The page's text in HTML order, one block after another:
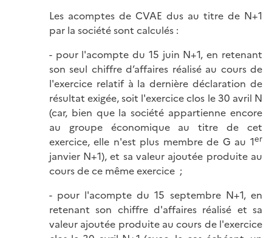
Les acomptes de CVAE dus au titre de N+1
par la société sont calculés :
- pour l'acompte du 15 juin N+1, en retenant
son seul chiffre d’affaires réalisé au cours de
l'exercice relatif à la dernière déclaration de
résultat exigée, soit l'exercice clos le 30 avril N
(car, bien que la société appartienne encore
au groupe économique au titre de cet
exercice, elle n'est plus membre de G au 1er
janvier N+1), et sa valeur ajoutée produite au
cours de ce même exercice ;
- pour l'acompte du 15 septembre N+1, en
retenant son chiffre d'affaires réalisé et sa
valeur ajoutée produite au cours de l'exercice